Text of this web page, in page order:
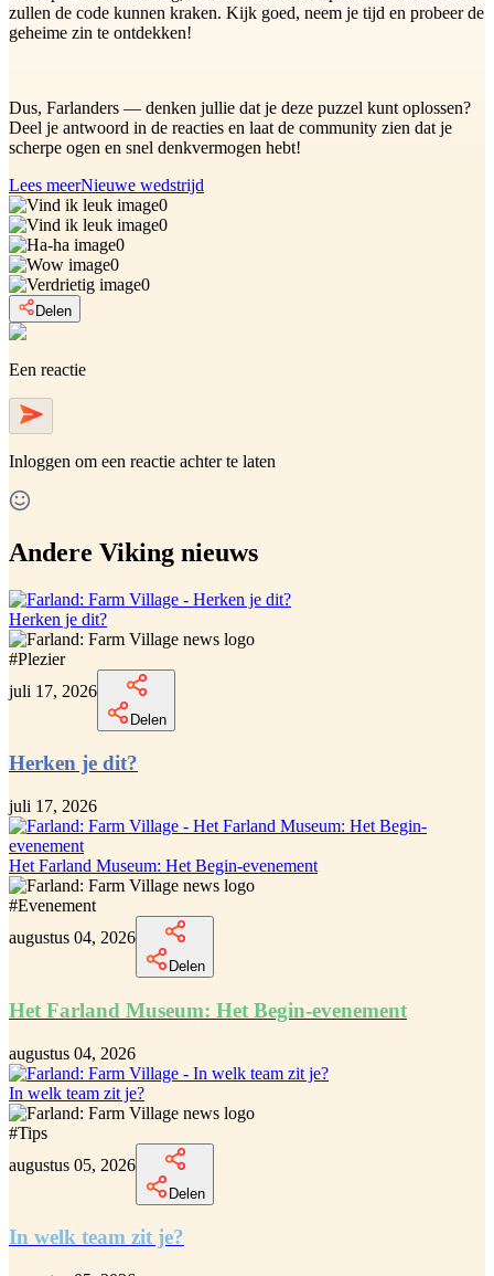
zullen de code kunnen kraken. Kijk goed, neem je tijd en probeer de
geheime zin te ontdekken!
Dus, Farlanders — denken jullie dat je deze puzzel kunt oplossen?
Deel je antwoord in de reacties en laat de community zien dat je
scherpe ogen en snel denkvermogen hebt!
Lees meerNieuwe wedstrijd
0
0
0
0
0
Delen
Een reactie
Inloggen om een reactie achter te laten
Andere Viking nieuws
Herken je dit?
#Plezier
juli 17, 2026
Delen
Herken je dit?
juli 17, 2026
Het Farland Museum: Het Begin-evenement
#Evenement
augustus 04, 2026
Delen
Het Farland Museum: Het Begin-evenement
augustus 04, 2026
In welk team zit je?
#Tips
augustus 05, 2026
Delen
In welk team zit je?